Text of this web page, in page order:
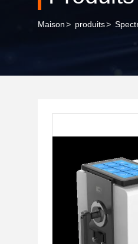
Maison> produits>